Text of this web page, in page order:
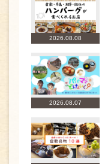
2026.08.08
2026.08.07